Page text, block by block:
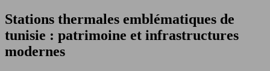
Stations thermales emblématiques de
tunisie : patrimoine et infrastructures
modernes